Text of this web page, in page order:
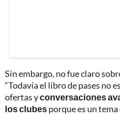
Sin embargo, no fue claro
“Todavía el libro de pases no
ofertas yconversaciones
los clubesporque es un